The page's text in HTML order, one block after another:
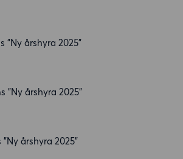
årshyra 2025”
årshyra 2025”
årshyra 2025”